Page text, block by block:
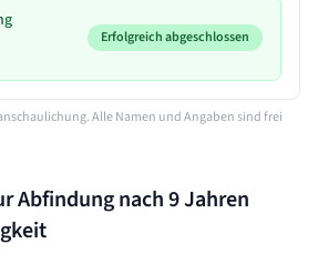
Erfolgreich abgeschlossen
Alle Namen und Angaben sind frei
Abfindung nach9 Jahren